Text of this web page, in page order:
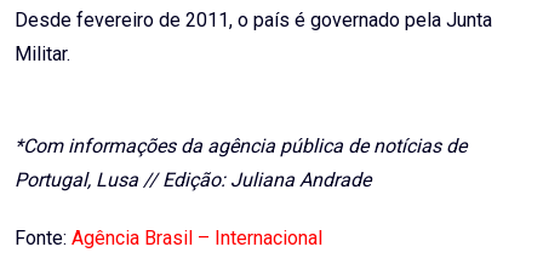
Desde fevereiro de 2011, o país é governado pela Junta
Militar.
*Com informações da agência pública de notícias de
Portugal, Lusa // Edição: Juliana Andrade
Fonte: Agência Brasil – Internacional